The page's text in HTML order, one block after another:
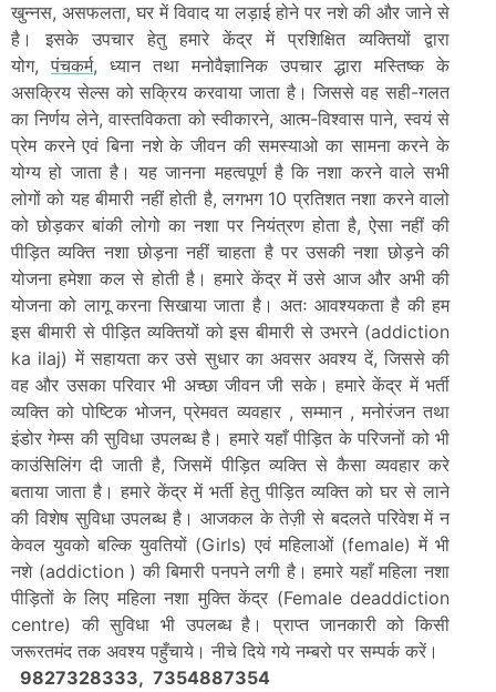
खुन्नस, असफलता, घर में विवाद या लड़ाई होने पर नशे की और जाने से
है। इसके उपचार हेतु हमारे केंद्र में प्रशिक्षित व्यक्तियों द्वारा
योग, पंचकर्म, ध्यान तथा मनोवैज्ञानिक उपचार द्धारा मस्तिष्क के
असक्रिय सेल्स को सक्रिय करवाया जाता है। जिससे वह सही-गलत
का निर्णय लेने, वास्तविकता को स्वीकारने, आत्म-विश्वास पाने, स्वयं से
प्रेम करने एवं बिना नशे के जीवन की समस्याओ का सामना करने के
योग्य हो जाता है। यह जानना महत्वपूर्ण है कि नशा करने वाले सभी
लोगों को यह बीमारी नहीं होती है, लगभग 10 प्रतिशत नशा करने वालो
को छोड़कर बांकी लोगो का नशा पर नियंत्रण होता है, ऐसा नहीं की
पीड़ित व्यक्ति नशा छोड़ना नहीं चाहता है पर उसकी नशा छोड़ने की
योजना हमेशा कल से होती है। हमारे केंद्र में उसे आज और अभी की
योजना को लागू करना सिखाया जाता है। अतः आवश्यकता है की हम
इस बीमारी से पीड़ित व्यक्तियों को इस बीमारी से उभरने (addiction
ka ilaj) में सहायता कर उसे सुधार का अवसर अवश्य दें, जिससे की
वह और उसका परिवार भी अच्छा जीवन जी सके। हमारे केंद्र में भर्ती
व्यक्ति को पोष्टिक भोजन, प्रेमवत व्यवहार , सम्मान , मनोरंजन तथा
इंडोर गेम्स की सुविधा उपलब्ध है। हमारे यहाँ पीड़ित के परिजनों को भी
काउंसिलिंग दी जाती है, जिसमें पीड़ित व्यक्ति से कैसा व्यवहार करे
बताया जाता है। हमारे केंद्र में भर्ती हेतु पीड़ित व्यक्ति को घर से लाने
की विशेष सुविधा उपलब्ध है। आजकल के तेज़ी से बदलते परिवेश में न
केवल युवको बल्कि युवतियों (Girls) एवं महिलाओं (female) में भी
नशे (addiction ) की बिमारी पनपने लगी है। हमारे यहाँ महिला नशा
पीड़ितों के लिए महिला नशा मुक्ति केंद्र (Female deaddiction
centre) की सुविधा भी उपलब्ध है। प्राप्त जानकारी को किसी
जरूरतमंद तक अवश्य पहुँचाये। नीचे दिये गये नम्बरो पर सम्पर्क करें।
9827328333, 7354887354